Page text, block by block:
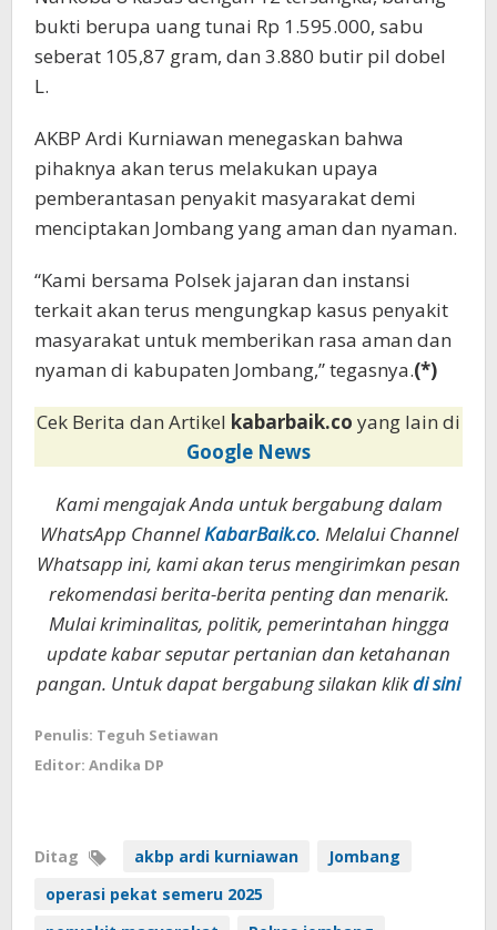
bukti berupa uang tunai Rp 1.595.000, sabu
seberat 105,87 gram, dan 3.880 butir pil dobel
L.
AKBP Ardi Kurniawan menegaskan bahwa
pihaknya akan terus melakukan upaya
pemberantasan penyakit masyarakat demi
menciptakan Jombang yang aman dan nyaman.
“Kami bersama Polsek jajaran dan instansi
terkait akan terus mengungkap kasus penyakit
masyarakat untuk memberikan rasa aman dan
nyaman di kabupaten Jombang,” tegasnya.(*)
Cek Berita dan Artikel kabarbaik.co yang lain di
Google News
Kami mengajak Anda untuk bergabung dalam
WhatsApp ChannelKabarBaik.co. Melalui Channel
Whatsapp ini, kami akan terus mengirimkan pesan
rekomendasi berita-berita penting dan menarik.
Mulai kriminalitas, politik, pemerintahan hingga
update kabar seputar pertanian dan ketahanan
pangan. Untuk dapat bergabung silakan klikdi sini
Penulis: Teguh Setiawan
Editor: Andika DP
Ditag akbp ardi kurniawan
Jombang
operasi pekat semeru 2025